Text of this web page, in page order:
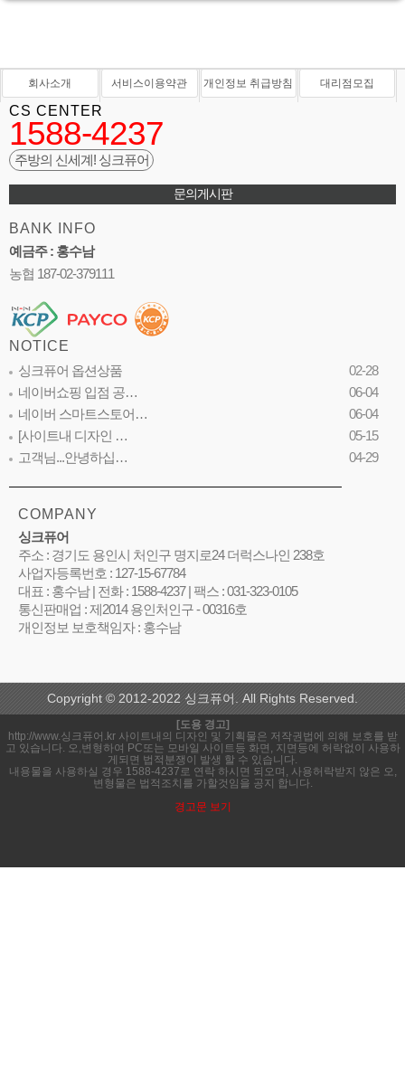
회사소개 서비스이용약관 개인정보 취급방침 대리점모집
CS CENTER
1588-4237
주방의 신세계! 싱크퓨어
문의게시판
BANK INFO
예금주 : 홍수남
농협 187-02-379111
NOTICE
싱크퓨어 옵션상품
02-28
네이버쇼핑 입점 공…
06-04
네이버 스마트스토어…
06-04
[사이트내 디자인 …
05-15
고객님...안녕하십…
04-29
COMPANY
싱크퓨어
주소 : 경기도 용인시 처인구 명지로24 더럭스나인 238호
사업자등록번호 : 127-15-67784
대표 : 홍수남 | 전화 : 1588-4237 | 팩스 : 031-323-0105
통신판매업 : 제2014 용인처인구 - 00316호
개인정보 보호책임자 : 홍수남
Copyright © 2012-2022 싱크퓨어. All Rights Reserved.
[도용 경고]
http://www.싱크퓨어.kr 사이트내의 디자인 및 기획물은 저작권법에 의해 보호를 받
고 있습니다. 오,변형하여 PC또는 모바일 사이트등 화면, 지면등에 허락없이 사용하
게되면 법적분쟁이 발생 할 수 있습니다.
내용물을 사용하실 경우 1588-4237로 연락 하시면 되오며, 사용허락받지 않은 오,
변형물은 법적조치를 가할것임을 공지 합니다.
경고문 보기